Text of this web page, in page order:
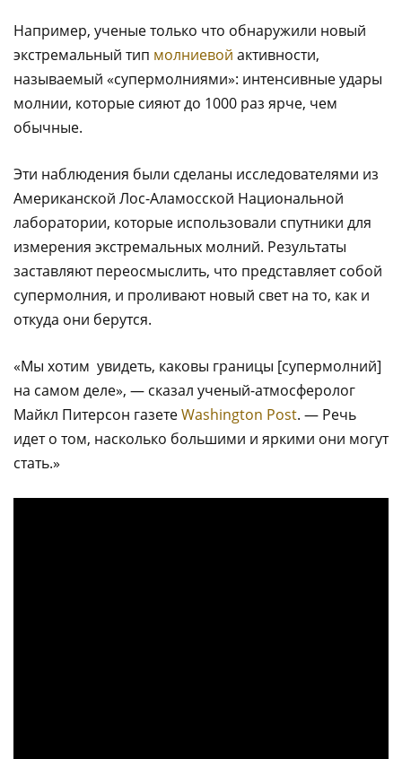
Например, ученые только что обнаружили новый
экстремальный тип молниевой активности,
называемый «супермолниями»: интенсивные удары
молнии, которые сияют до 1000 раз ярче, чем
обычные.
Эти наблюдения были сделаны исследователями из
Американской Лос-Аламосской Национальной
лаборатории, которые использовали спутники для
измерения экстремальных молний. Результаты
заставляют переосмыслить, что представляет собой
супермолния, и проливают новый свет на то, как и
откуда они берутся.
«Мы хотим увидеть, каковы границы [супермолний]
на самом деле», — сказал ученый-атмосферолог
Майкл Питерсон газетеWashington Post. — Речь
идет о том, насколько большими и яркими они могут
стать.»